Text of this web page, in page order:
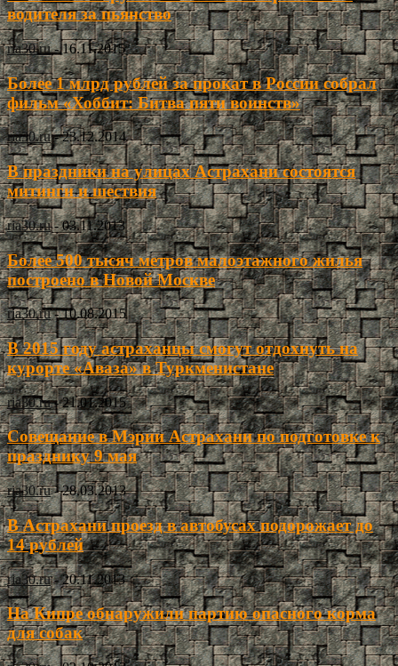
водителя за пьянство
ria30.ru - 16.11.2015
Более 1 млрд рублей за прокат в России собрал
фильм «Хоббит: Битва пяти воинств»
ria30.ru - 23.12.2014
В праздники на улицах Астрахани состоятся
митинги и шествия
ria30.ru - 03.11.2013
Более 500 тысяч метров малоэтажного жилья
построено в Новой Москве
ria30.ru - 10.08.2015
В 2015 году астраханцы смогут отдохнуть на
курорте «Аваза» в Туркменистане
ria30.ru - 21.01.2015
Совещание в Мэрии Астрахани по подготовке к
празднику 9 мая
ria30.ru - 28.03.2013
В Астрахани проезд в автобусах подорожает до
14 рублей
ria30.ru - 20.11.2013
На Кипре обнаружили партию опасного корма
для собак